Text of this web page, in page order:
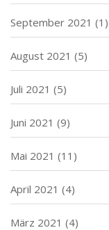
September 2021 (1)
August 2021 (5)
Juli 2021 (5)
Juni 2021 (9)
Mai 2021 (11)
April 2021 (4)
März 2021 (4)